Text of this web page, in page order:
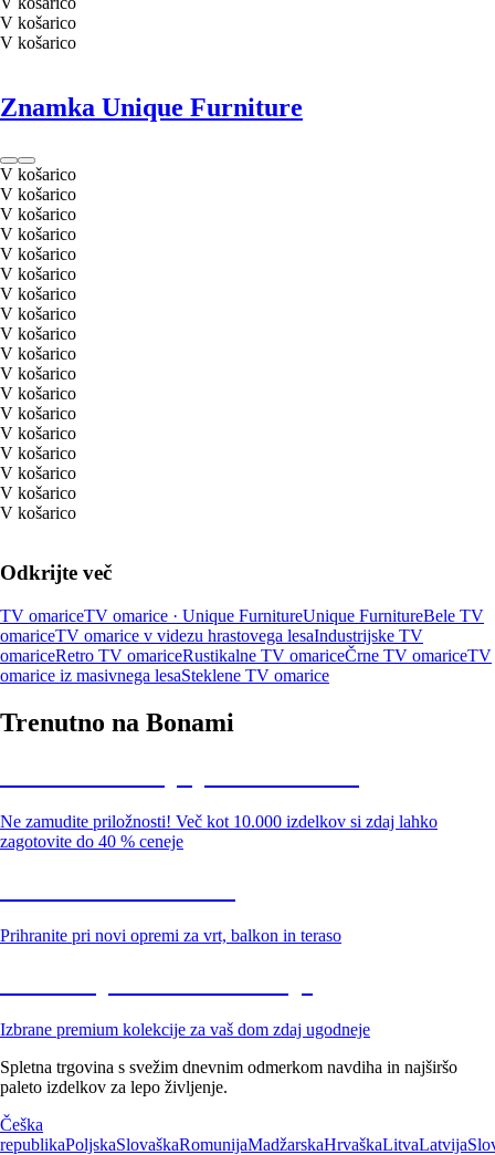
V košarico
V košarico
Znamka Unique Furniture
V košarico
V košarico
V košarico
V košarico
V košarico
V košarico
V košarico
V košarico
V košarico
V košarico
V košarico
V košarico
V košarico
V košarico
V košarico
V košarico
V košarico
V košarico
Odkrijte več
TV omariceTV omarice · Unique FurnitureUnique FurnitureBele TV
omariceTV omarice v videzu hrastovega lesaIndustrijske TV
omariceRetro TV omariceRustikalne TV omariceČrne TV omariceTV
omarice iz masivnega lesaSteklene TV omarice
Trenutno na Bonami
Ne zamudite priložnosti! Več kot 10.000 izdelkov si zdaj lahko
zagotovite do 40 % ceneje
Prihranite pri novi opremi za vrt, balkon in teraso
Izbrane premium kolekcije za vaš dom zdaj ugodneje
Spletna trgovina s svežim dnevnim odmerkom navdiha in najširšo
paleto izdelkov za lepo življenje.
Češka
republikaPoljskaSlovaškaRomunijaMadžarskaHrvaškaLitvaLatvija